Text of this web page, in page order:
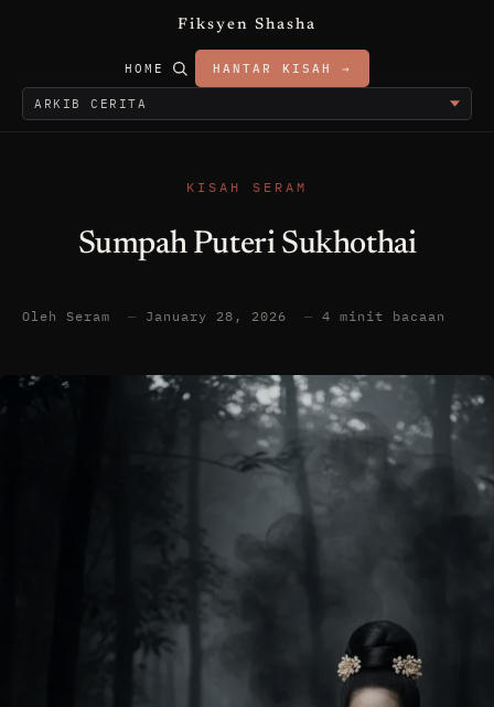
Fiksyen Shasha
HOME HANTAR KISAH →
KISAH SERAM
Sumpah Puteri Sukhothai
Oleh Seram — January 28, 2026 — 4 minit bacaan